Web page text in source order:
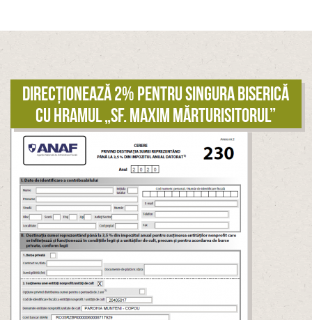
Direcționează 2% pentru singura biserică
cu hramul „Sf. Maxim Mărturisitorul”